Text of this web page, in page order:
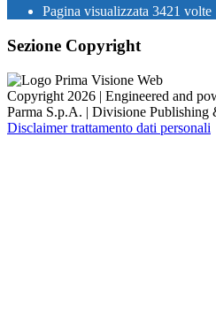
Pagina visualizzata 3421 volte
Sezione Copyright
Copyright 2026 | Engineered and
Parma S.p.A. | Divisione Publishing
Disclaimer trattamento dati personali